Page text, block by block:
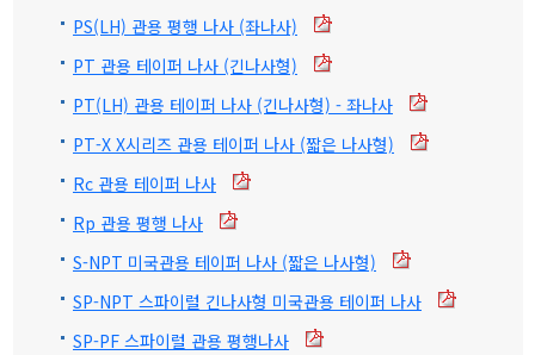
PS(LH) 관용 평행 나사 (좌나사)
PT 관용 테이퍼 나사 (긴나사형)
PT(LH) 관용 테이퍼 나사 (긴나사형) - 좌나사
PT-X X시리즈 관용 테이퍼 나사 (짧은 나사형)
Rc 관용 테이퍼 나사
Rp 관용 평행 나사
S-NPT 미국관용 테이퍼 나사 (짧은 나사형)
SP-NPT 스파이럴 긴나사형 미국관용 테이퍼 나사
SP-PF 스파이럴 관용 평행나사